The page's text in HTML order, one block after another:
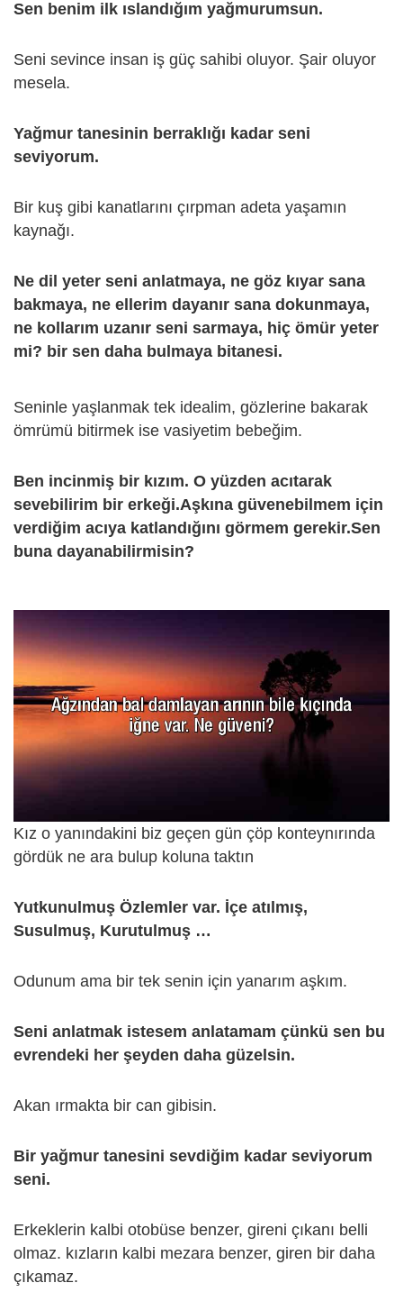
Sen benim ilk ıslandığım yağmurumsun.
Seni sevince insan iş güç sahibi oluyor. Şair oluyor
mesela.
Yağmur tanesinin berraklığı kadar seni
seviyorum.
Bir kuş gibi kanatlarını çırpman adeta yaşamın
kaynağı.
Ne dil yeter seni anlatmaya, ne göz kıyar sana
bakmaya, ne ellerim dayanır sana dokunmaya,
ne kollarım uzanır seni sarmaya, hiç ömür yeter
mi? bir sen daha bulmaya bitanesi.
Seninle yaşlanmak tek idealim, gözlerine bakarak
ömrümü bitirmek ise vasiyetim bebeğim.
Ben incinmiş bir kızım. O yüzden acıtarak
sevebilirim bir erkeği.Aşkına güvenebilmem için
verdiğim acıya katlandığını görmem gerekir.Sen
buna dayanabilirmisin?
Kız o yanındakini biz geçen gün çöp konteynırında
gördük ne ara bulup koluna taktın
Yutkunulmuş Özlemler var. İçe atılmış,
Susulmuş, Kurutulmuş …
Odunum ama bir tek senin için yanarım aşkım.
Seni anlatmak istesem anlatamam çünkü sen bu
evrendeki her şeyden daha güzelsin.
Akan ırmakta bir can gibisin.
Bir yağmur tanesini sevdiğim kadar seviyorum
seni.
Erkeklerin kalbi otobüse benzer, gireni çıkanı belli
olmaz. kızların kalbi mezara benzer, giren bir daha
çıkamaz.